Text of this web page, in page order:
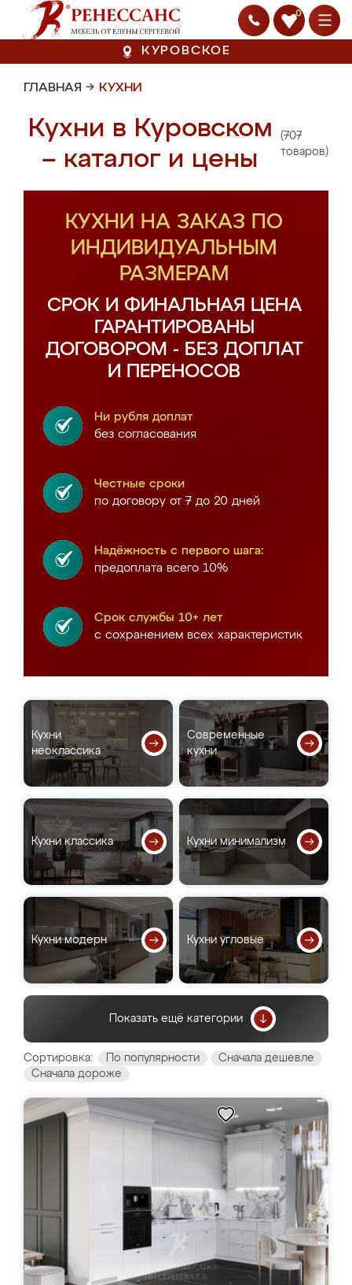
0
КУРОВСКОЕ
ГЛАВНАЯ → КУХНИ
Кухни в Куровском
– каталог и цены
(707
товаров)
КУХНИ НА ЗАКАЗ ПО
ИНДИВИДУАЛЬНЫМ
РАЗМЕРАМ
СРОК И ФИНАЛЬНАЯ ЦЕНА
ГАРАНТИРОВАНЫ
ДОГОВОРОМ - БЕЗ ДОПЛАТ
И ПЕРЕНОСОВ
Ни рубля доплат
без согласования
Честные сроки
по договору от 7 до 20 дней
Надёжность с первого шага:
предоплата всего 10%
Срок службы 10+ лет
с сохранением всех характеристик
Кухни
неоклассика
Современные
кухни
Кухни классика Кухни минимализм
Кухни модерн Кухни угловые
Показать ещё категории
Сортировка: По популярности
Сначала дешевле
Сначала дороже